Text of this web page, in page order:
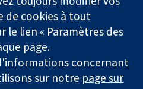
une association caritative (n°
limitée par garantie (n°
et au Pays de Galles. Numéro
de cookies à tout
le lien « Paramètres des
page.
concernant
sur notre page sur